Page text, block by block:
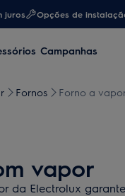
juros Opções de
Campanhas
Fornos Forno a
vapor
da Electrolux